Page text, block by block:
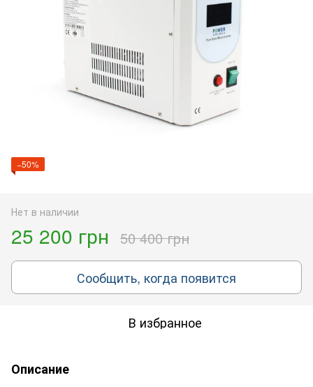
−50%
Нет в наличии
25 200 грн 50 400 грн
Сообщить, когда появится
В избранное
Описание